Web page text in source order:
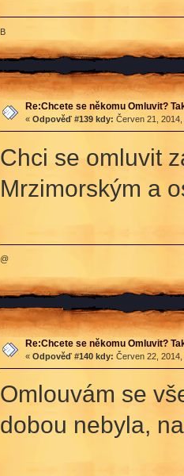
B
Re:Chcete se někomu Omluvit?
« Odpověď #139 kdy: Červen 21,
Chci se omluvit
Mrzimorským a
@
Re:Chcete se někomu Omluvit?
« Odpověď #140 kdy: Červen 22,
Omlouvám se
dobou nebyla,